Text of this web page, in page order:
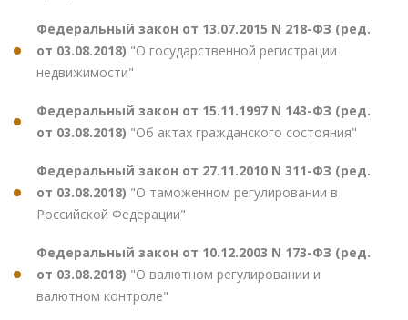
Федеральный закон от 13.07.2015 N 218-ФЗ (ред.
от 03.08.2018) "О государственной регистрации
недвижимости"
Федеральный закон от 15.11.1997 N 143-ФЗ (ред.
от 03.08.2018) "Об актах гражданского состояния"
Федеральный закон от 27.11.2010 N 311-ФЗ (ред.
от 03.08.2018) "О таможенном регулировании в
Российской Федерации"
Федеральный закон от 10.12.2003 N 173-ФЗ (ред.
от 03.08.2018) "О валютном регулировании и
валютном контроле"